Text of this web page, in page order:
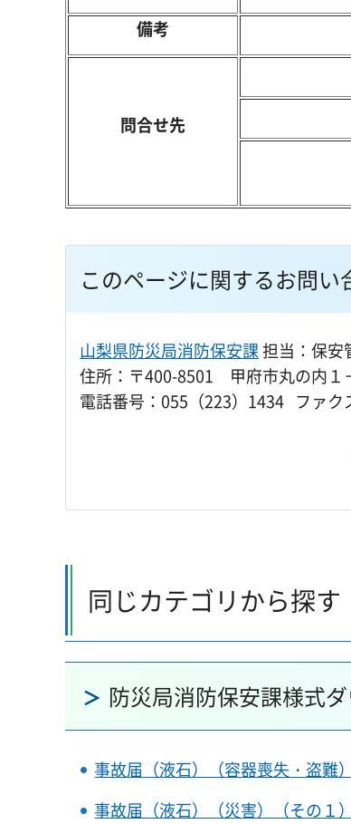
備考
問合せ先
このページに関するお問い
山梨県防災局消防保安課担当：保安
住所：〒400-8501 甲府市丸の内１
電話番号：055（223）1434 ファク
同じカテゴリから探す
防災局消防保安課様式
事故届（液石）（容器喪失・盗難）
事故届（液石）（災害）（その１）